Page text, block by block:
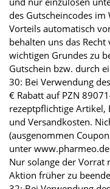
des Gutscheincodes
Vorteils automatisch
behalten uns das
wichtigen Grundes zu
Gutschein bzw. durch
30: Bei Verwendung
€ Rabatt auf PZN
rezeptpflichtige Artikel,
und Versandkosten.
(ausgenommen
unter
Nur solange der Vorrat
Aktion früher zu